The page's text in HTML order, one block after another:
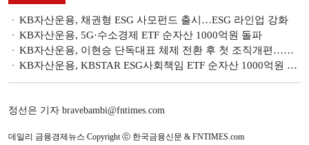
KB자산운용, 채권형 ESG 사모펀드 출시…ESG 라인업 강화
KB자산운용, 5G·수소경제 ETF 순자산 1000억원 돌파
KB자산운용, 이현승 단독대표 체제 전환 후 첫 조직개편…연금·ETF·AI 중점
KB자산운용, KBSTAR ESG사회책임 ETF 순자산 1000억원 돌파
정선은 기자 bravebambi@fntimes.com
데일리 금융경제뉴스 Copyright ⓒ 한국금융신문 & FNTIMES.com